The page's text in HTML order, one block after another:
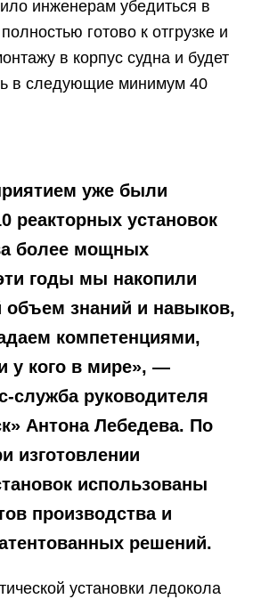
инженерам убедиться в
готово к отгрузке и
в корпус судна и будет
в следующие минимум 40
уже были
реакторных установок
более мощных
годы мы накопили
объем знаний и навыков,
компетенциями,
у кого в мире», —
служба руководителя
Антона Лебедева. По
изготовлении
использованы
производства и
решений.
установки ледокола